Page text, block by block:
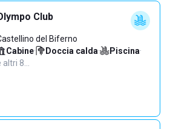
Club
del Biferno
Cabine· Doccia calda· Piscina·
altri 8…